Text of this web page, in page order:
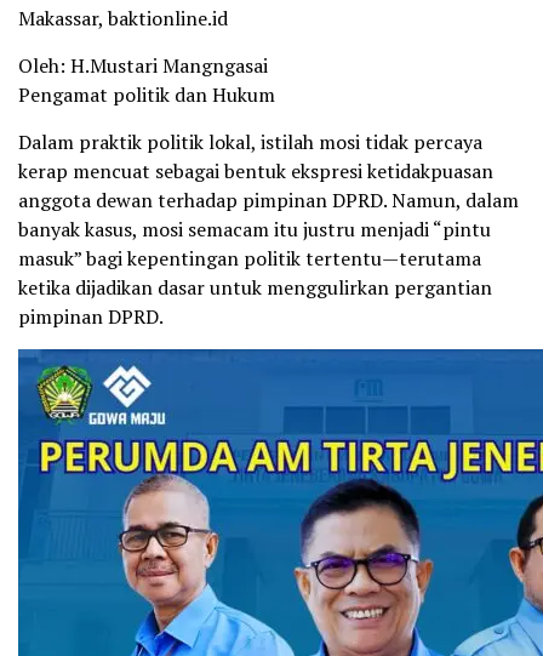
Makassar, baktionline.id
Oleh: H.Mustari Mangngasai
Pengamat politik dan Hukum
Dalam praktik politik lokal, istilah mosi tidak percaya
kerap mencuat sebagai bentuk ekspresi ketidakpuasan
anggota dewan terhadap pimpinan DPRD. Namun, dalam
banyak kasus, mosi semacam itu justru menjadi “pintu
masuk” bagi kepentingan politik tertentu—terutama
ketika dijadikan dasar untuk menggulirkan pergantian
pimpinan DPRD.